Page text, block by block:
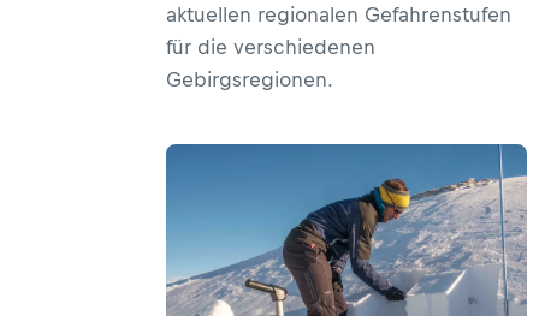
aktuellen regionalen Gefahrenstufen
für die verschiedenen
Gebirgsregionen.